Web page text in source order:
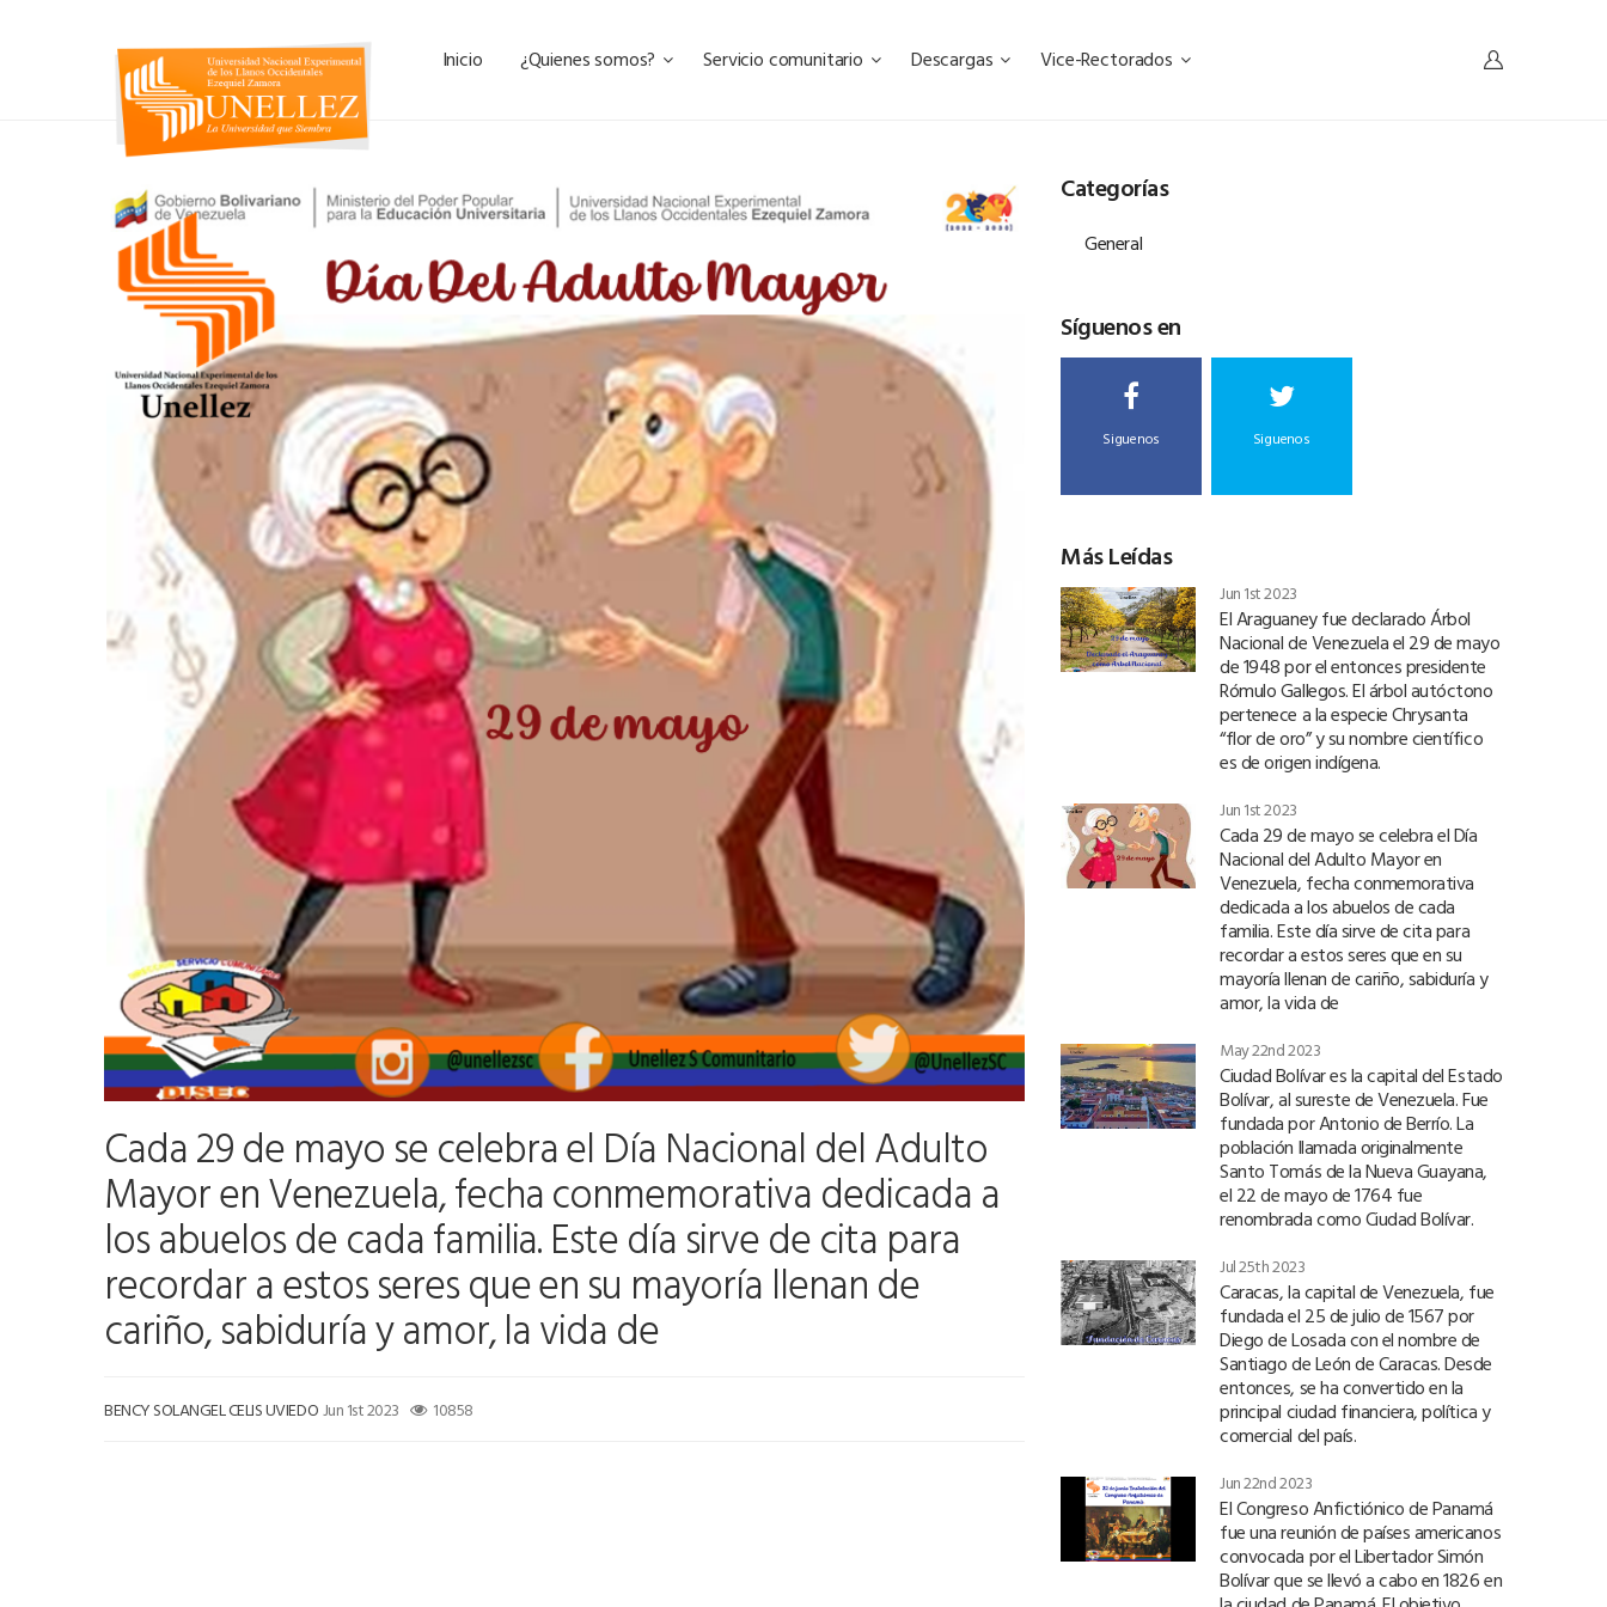
Inicio ¿Quienes somos? Servicio comunitario Descargas Vice-Rectorados
Cada 29 de mayo se celebra el Día Nacional del Adulto
Mayor en Venezuela, fecha conmemorativa dedicada a
los abuelos de cada familia. Este día sirve de cita para
recordar a estos seres que en su mayoría llenan de
cariño, sabiduría y amor, la vida de
BENCY SOLANGEL CELIS UVIEDOJun 1st 2023 10858
Categorías
General
Síguenos en
Siguenos Siguenos
Más Leídas
Jun 1st 2023
El Araguaney fue declarado Árbol
Nacional de Venezuela el 29 de mayo
de 1948 por el entonces presidente
Rómulo Gallegos. El árbol autóctono
pertenece a la especie Chrysanta
“flor de oro” y su nombre científico
es de origen indígena.
Jun 1st 2023
Cada 29 de mayo se celebra el Día
Nacional del Adulto Mayor en
Venezuela, fecha conmemorativa
dedicada a los abuelos de cada
familia. Este día sirve de cita para
recordar a estos seres que en su
mayoría llenan de cariño, sabiduría y
amor, la vida de
May 22nd 2023
Ciudad Bolívar es la capital del Estado
Bolívar, al sureste de Venezuela. Fue
fundada por Antonio de Berrío. La
población llamada originalmente
Santo Tomás de la Nueva Guayana,
el 22 de mayo de 1764 fue
renombrada como Ciudad Bolívar.
Jul 25th 2023
Caracas, la capital de Venezuela, fue
fundada el 25 de julio de 1567 por
Diego de Losada con el nombre de
Santiago de León de Caracas. Desde
entonces, se ha convertido en la
principal ciudad financiera, política y
comercial del país.
Jun 22nd 2023
El Congreso Anfictiónico de Panamá
fue una reunión de países americanos
convocada por el Libertador Simón
Bolívar que se llevó a cabo en 1826 en